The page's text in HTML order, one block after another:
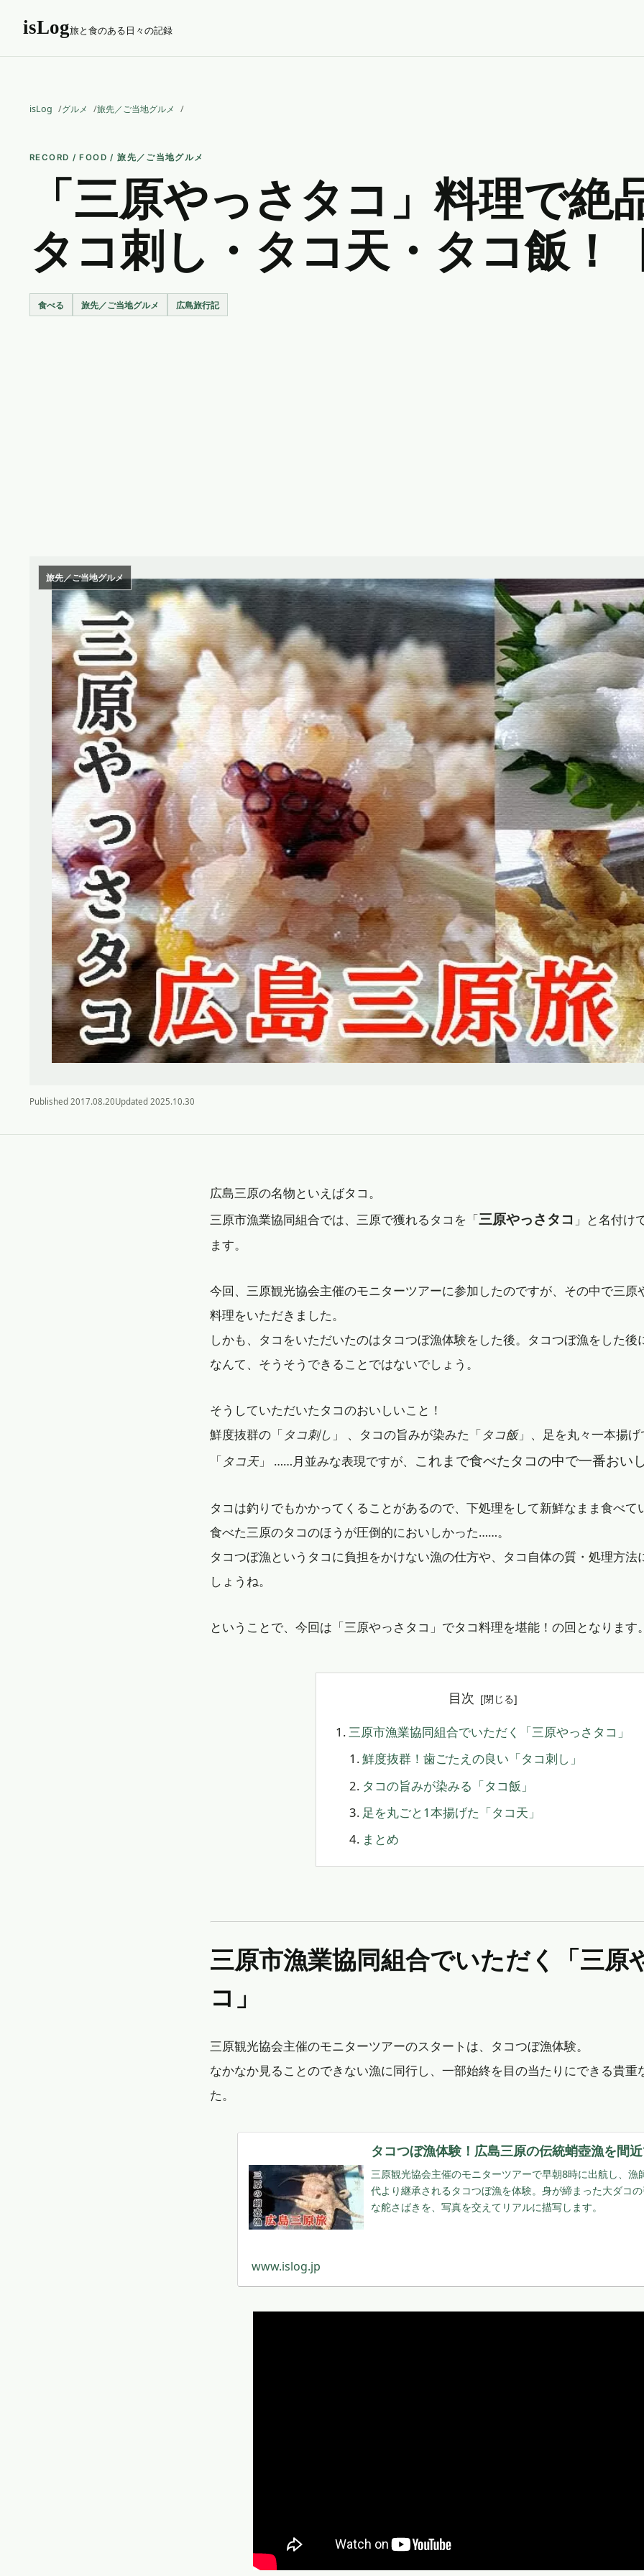
isLog旅と食のある日々の記録
isLog グルメ 旅先／ご当地グルメ
RECORD / FOOD / 旅先／ご当地グルメ
「三原やっさタコ」料理で絶
タコ刺し・タコ天・タコ飯！
食べる 旅先／ご当地グルメ 広島旅行記
旅先／ご当地グルメ
Published 2017.08.20Updated 2025.10.30
広島三原の名物といえばタコ。
三原市漁業協同組合では、三原で獲れるタコを「三原やっさタコ 」と名付け
ます。
今回、三原観光協会主催のモニターツアーに参加したのですが、その中で三原
料理をいただきました。
しかも、タコをいただいたのはタコつぼ漁体験をした後。タコつぼ漁をした後
なんて、そうそうできることではないでしょう。
そうしていただいたタコのおいしいこと！
鮮度抜群の「 タコ刺し 」 、タコの旨みが染みた「 タコ飯」、足を丸々一本揚
「 タコ天 」 ……月並みな表現ですが、 これまで食べたタコの中で一番おい
タコは釣りでもかかってくることがあるので、下処理をして新鮮なまま食べて
食べた三原のタコのほうが圧倒的においしかった……。
タコつぼ漁というタコに負担をかけない漁の仕方や、タコ自体の質・処理方法
しょうね。
ということで、今回は「三原やっさタコ」でタコ料理を堪能！の回となります
目次
三原市漁業協同組合でいただく「三原やっさタコ」
鮮度抜群！歯ごたえの良い「タコ刺し」
タコの旨みが染みる「タコ飯」
足を丸ごと1本揚げた「タコ天」
まとめ
三原市漁業協同組合でいただく「三原やっさタ
コ」
三原観光協会主催のモニターツアーのスタートは、タコつぼ漁体験。
なかなか見ることのできない漁に同行し、一部始終を目の当たりにできる貴重
た。
タコつぼ漁体験！広島三原の伝統蛸壺漁を間
三原観光協会主催のモニターツアーで早朝8時に出航し、漁
代より継承されるタコつぼ漁を体験。身が締まった大ダコ
な舵さばきを、写真を交えてリアルに描写します。
www.islog.jp